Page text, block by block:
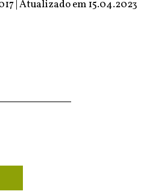
| Atualizado em15.04.2023